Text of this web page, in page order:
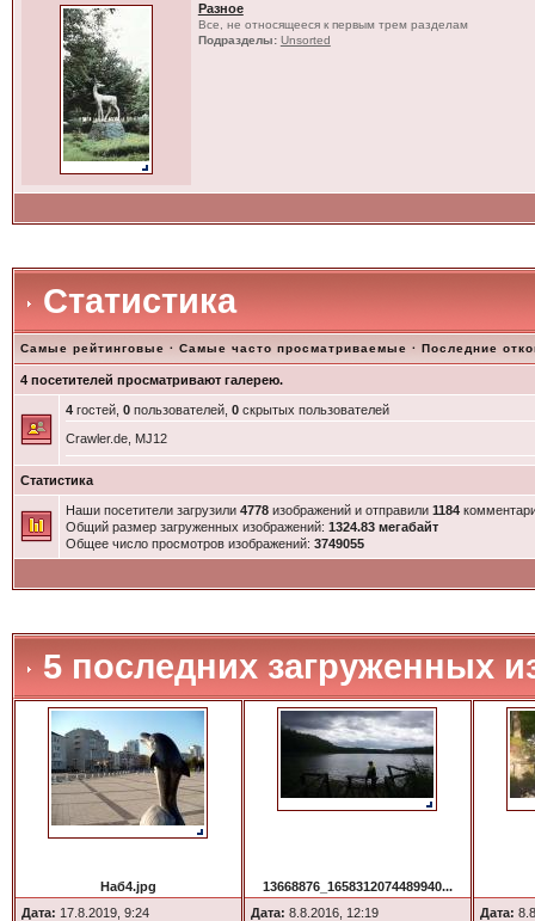
Разное
Все, не относящееся к первым трем разделам
Подразделы: Unsorted
Статистика
Самые рейтинговые · Самые часто просматриваемые · Последние
4 посетителей просматривают галерею.
4гостей, 0пользователей, 0скрытых пользователей
Crawler.de, MJ12
Статистика
Наши посетители загрузили 4778изображений и отправили 1184
Общий размер загруженных изображений: 1324.83 мегабайт
Общее число просмотров изображений: 3749055
5 последних загруженных
Наб4.jpg
Дата: 17.8.2019, 9:24
13668876_1658312074489940...
Дата: 8.8.2016, 12:19 Дата: